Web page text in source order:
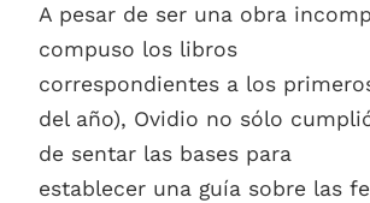
A pesar de ser una obra
compuso los libros
correspondientes a los
del año), Ovidio no sólo
de sentar las bases para
establecer una guía sobre las